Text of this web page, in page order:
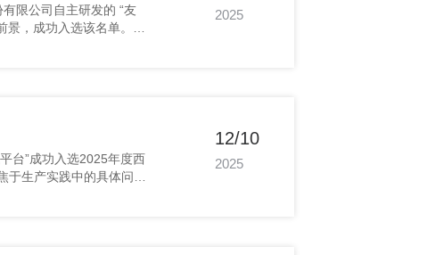
2025
12/10
2025